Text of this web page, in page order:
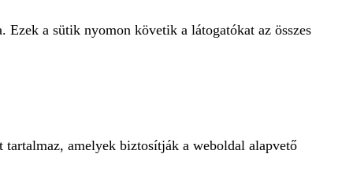
Ezek a sütik nyomon követik a látogatókat az összes
tartalmaz, amelyek biztosítják a weboldal alapvető